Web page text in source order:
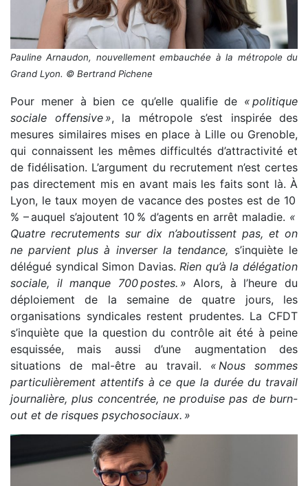
Pauline Arnaudon, nouvellement embauchée à la métropole du
Grand Lyon. © Bertrand Pichene
Pour mener à bien ce qu’elle qualifie de « politique
sociale offensive », la métropole s’est inspirée des
mesures similaires mises en place à Lille ou Grenoble,
qui connaissent les mêmes difficultés d’attractivité et
de fidélisation. L’argument du recrutement n’est certes
pas directement mis en avant mais les faits sont là. À
Lyon, le taux moyen de vacance des postes est de 10
% – auquel s’ajoutent 10 % d’agents en arrêt maladie. «
Quatre recrutements sur dix n’aboutissent pas, et on
ne parvient plus à inverser la tendance, s’inquiète le
délégué syndical Simon Davias. Rien qu’à la délégation
sociale, il manque 700 postes. » Alors, à l’heure du
déploiement de la semaine de quatre jours, les
organisations syndicales restent prudentes. La CFDT
s’inquiète que la question du contrôle ait été à peine
esquissée, mais aussi d’une augmentation des
situations de mal-être au travail. « Nous sommes
particulièrement attentifs à ce que la durée du travail
journalière, plus concentrée, ne produise pas de burn-
out et de risques psychosociaux. »